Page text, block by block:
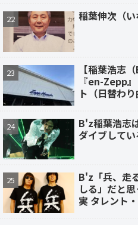
稲葉伸次（い
【稲葉浩志
『en-Zepp
ト（日替わり
B'z稲葉浩志
ダイブして
B'z「兵、走
しる」だと
実 タレント